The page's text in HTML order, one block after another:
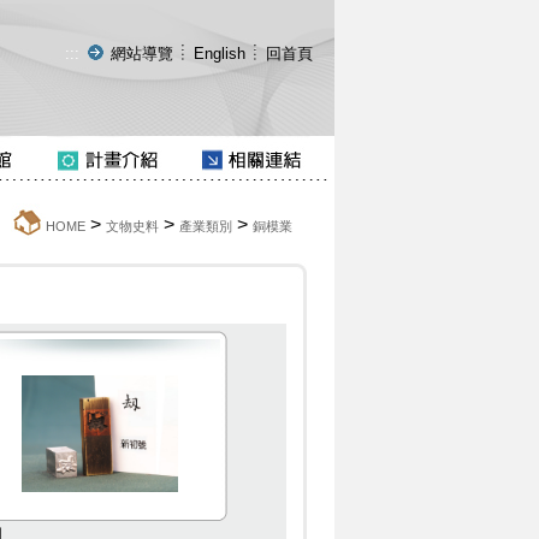
::: 網站導覽 English 回首頁
HOME> 文物史料> 產業類別 > 銅模業